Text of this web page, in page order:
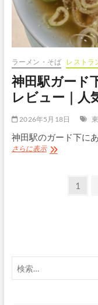
ん
ば
ら
か」
レ
ビ
ュ
ー
｜
あ
だ
が
美
ラーメン・そば レストラ
神田駅ガード
レビュー｜人
2026年5月18日
神田駅のガード下に
さらに表示神
ー
ジ
固1